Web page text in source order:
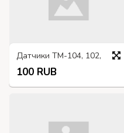
Датчики ТМ-104, 102,
100 RUB